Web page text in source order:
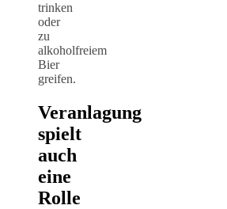
trinken
oder
zu
alkoholfreiem
Bier
greifen.
Veranlagung
spielt
auch
eine
Rolle